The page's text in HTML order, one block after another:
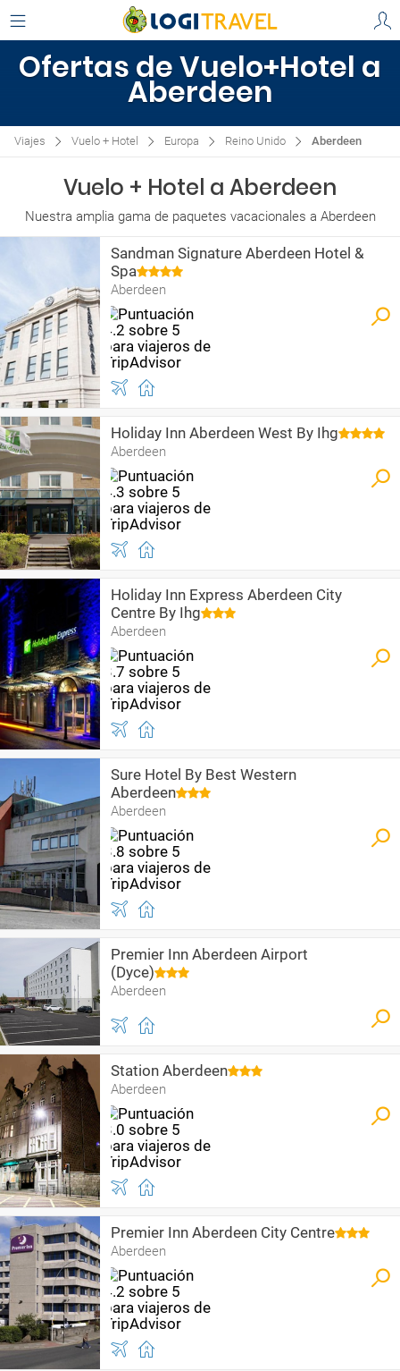
Ofertas de Vuelo+Hotel a
Aberdeen
Viajes Vuelo + Hotel Europa Reino Unido Aberdeen
Vuelo + Hotel a Aberdeen
Nuestra amplia gama de paquetes vacacionales a Aberdeen
Sandman Signature Aberdeen Hotel &
Spa
Aberdeen
Holiday Inn Aberdeen West By Ihg
Aberdeen
Holiday Inn Express Aberdeen City
Centre By Ihg
Aberdeen
Sure Hotel By Best Western
Aberdeen
Aberdeen
Premier Inn Aberdeen Airport
(Dyce)
Aberdeen
Station Aberdeen
Aberdeen
Premier Inn Aberdeen City Centre
Aberdeen